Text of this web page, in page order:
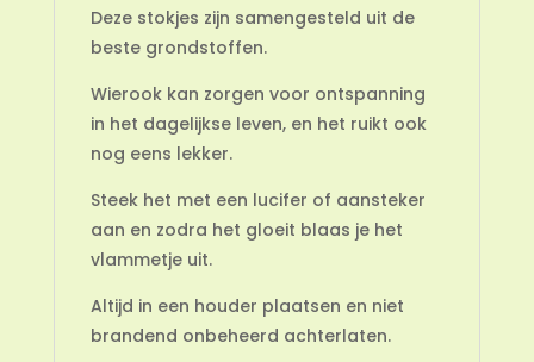
Deze stokjes zijn samengesteld uit de
beste grondstoffen.
Wierook kan zorgen voor ontspanning
in het dagelijkse leven, en het ruikt ook
nog eens lekker.
Steek het met een lucifer of aansteker
aan en zodra het gloeit blaas je het
vlammetje uit.
Altijd in een houder plaatsen en niet
brandend onbeheerd achterlaten.